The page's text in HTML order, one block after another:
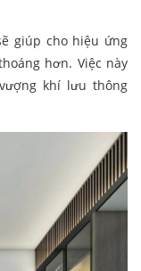
giúp cho hiệu ứng
hơn. Việc này
khí lưu thông